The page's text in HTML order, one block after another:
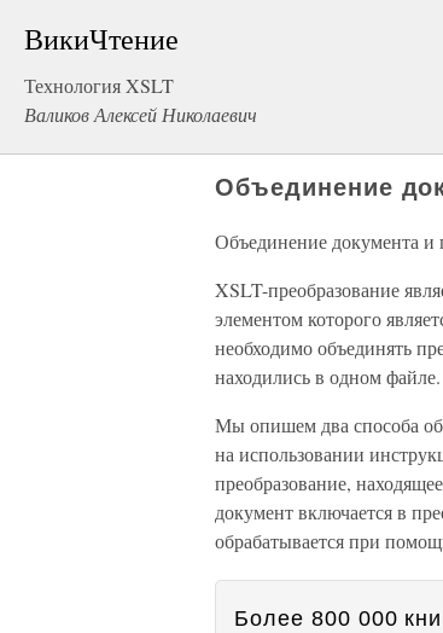
ВикиЧтение
Технология XSLT
Валиков Алексей Николаевич
Объединение
Объединение документа и
XSLT-преобразование
элементом которого
необходимо объединять
находились в одном файле.
Мы опишем два способа
на использовании
преобразование,
документ включается в
обрабатывается при
Более 800 000